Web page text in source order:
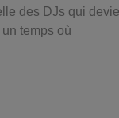
des DJs qui
temps où